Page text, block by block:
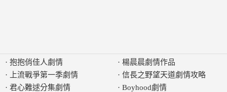
· 抱抱俏佳人劇情
·
上流戰爭第一季劇情
· 君心難逑分集劇情
· 楊晨晨劇情作品
· 信長之野望天道劇情攻略
· Boyhood劇情